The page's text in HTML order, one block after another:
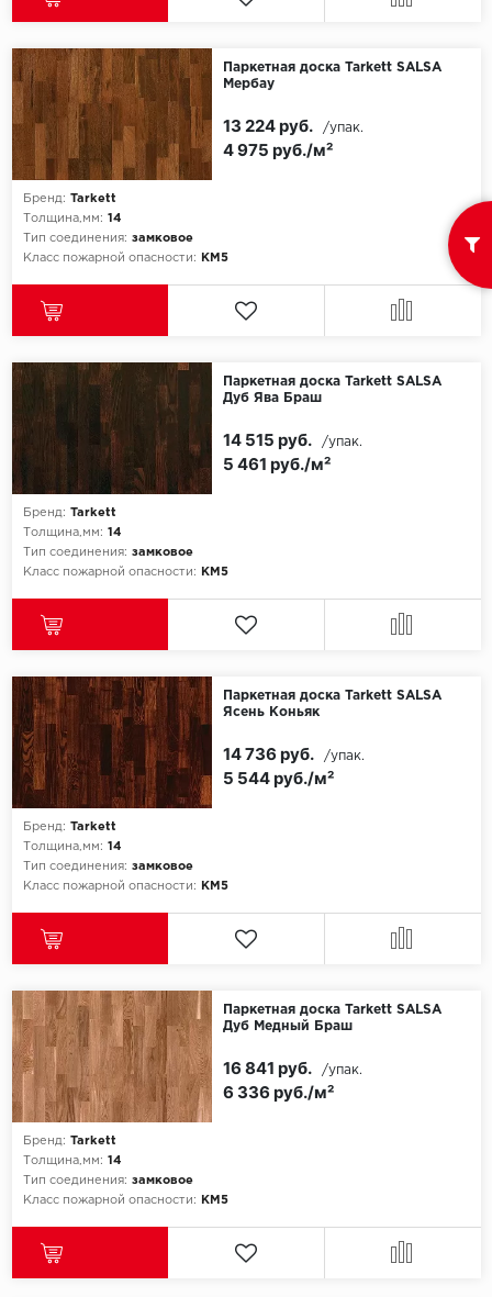
Паркетная доска Tarkett SALSA
Мербау
Бренд: Tarkett
Толщина,мм: 14
Тип соединения: замковое
Класс пожарной опасности:
КМ5
4 975 руб./м²
13 224 руб. /упак.
Паркетная доска Tarkett SALSA
Дуб Ява Браш
Бренд: Tarkett
Толщина,мм: 14
Тип соединения: замковое
Класс пожарной опасности:
КМ5
5 461 руб./м²
14 515 руб. /упак.
Паркетная доска Tarkett SALSA
Ясень Коньяк
Бренд: Tarkett
Толщина,мм: 14
Тип соединения: замковое
Класс пожарной опасности:
КМ5
5 544 руб./м²
14 736 руб. /упак.
Паркетная доска Tarkett SALSA
Дуб Медный Браш
Бренд: Tarkett
Толщина,мм: 14
Тип соединения: замковое
Класс пожарной опасности:
КМ5
6 336 руб./м²
16 841 руб. /упак.